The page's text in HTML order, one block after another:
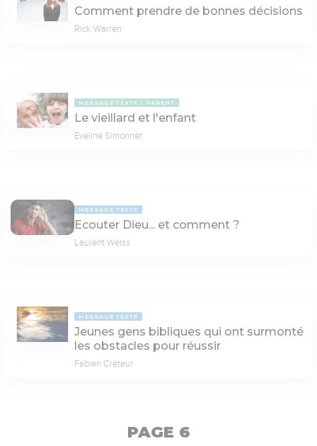
Comment prendre de bonnes décisions
Rick Warren
MESSAGE TEXTE PARENT
Le vieillard et l'enfant
Eveline Simonnet
MESSAGE TEXTE
Ecouter Dieu... et comment ?
Laurent Weiss
MESSAGE TEXTE
Jeunes gens bibliques qui ont surmonté
les obstacles pour réussir
Fabien Créteur
PAGE 6